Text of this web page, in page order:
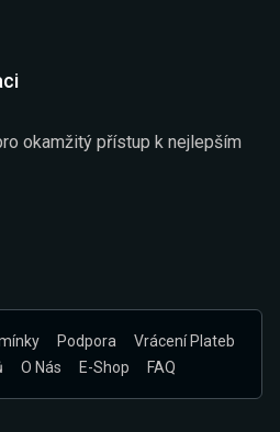
okamžitý přístup k nejlepším
Podpora
Vrácení Plateb
O Nás E-Shop FAQ